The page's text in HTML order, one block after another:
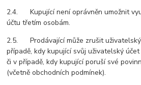
2.4. Kupující není oprávněn umožnit
účtu třetím osobám.
2.5. Prodávající může zrušit
případě, kdy kupující svůj uživatelský
či v případě, kdy kupující poruší své
(včetně obchodních podmínek).